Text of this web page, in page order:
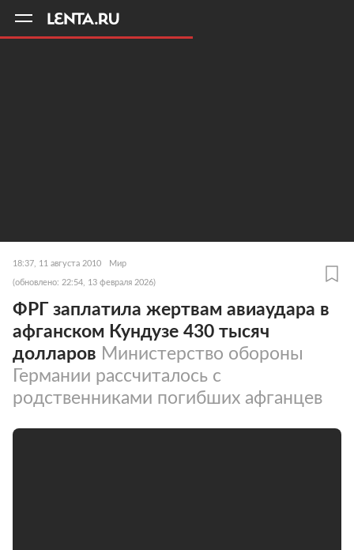
18:37, 11 августа 2010 Мир
(обновлено: 22:54, 13 февраля 2026)
ФРГ заплатила жертвам авиаудара в
афганском Кундузе 430 тысяч
долларов Министерство обороны
Германии рассчиталось с
родственниками погибших афганцев